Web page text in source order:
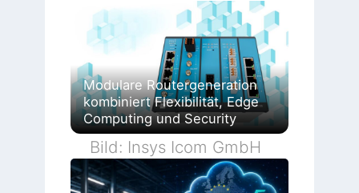
Modulare Routergeneration
kombiniert Flexibilität, Edge
Computing und Security
Bild: Insys Icom GmbH